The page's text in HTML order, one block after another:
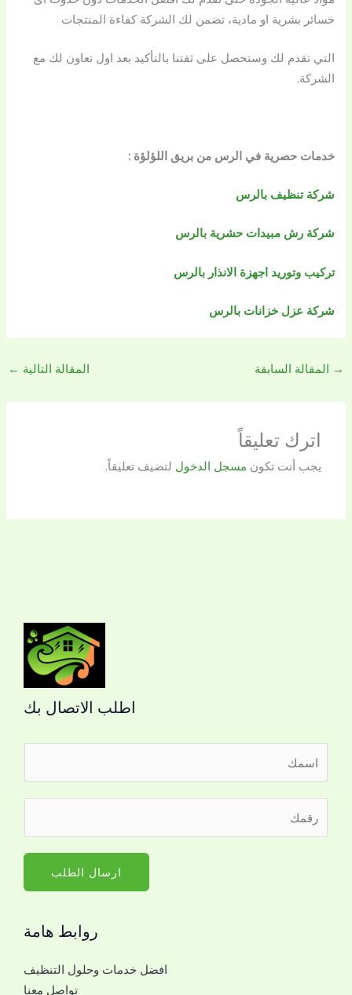
خسائر بشرية او مادية، تضمن لك الشركة كفاءة المنتجات
التي تقدم لك وستحصل على ثقتنا بالتأكيد بعد اول تعاون لك مع
الشركة.
خدمات حصرية في الرس من بريق اللؤلؤة :
شركة تنظيف بالرس
شركة رش مبيدات حشرية بالرس
تركيب وتوريد اجهزة الانذار بالرس
شركة عزل خزانات بالرس
→ المقالة السابقة المقالة التالية ←
اترك تعليقاً
يجب أنت تكون مسجل الدخول لتضيف تعليقاً.
اطلب الاتصال بك
م
ارسال الطلب
روابط هامة
افضل خدمات وحلول التنظيف
تواصل معنا